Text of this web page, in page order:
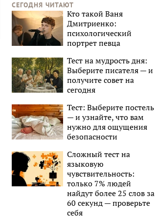
СЕГОДНЯ ЧИТАЮТ
Кто такой Ваня
Дмитриенко:
психологический
портрет певца
Тест на мудрость дня:
Выберите писателя — и
получите совет на
сегодня
Тест: Выберите постель
— и узнайте, что вам
нужно для ощущения
безопасности
Сложный тест на
языковую
чувствительность:
только 7% людей
найдут более 25 слов за
60 секунд — проверьте
себя